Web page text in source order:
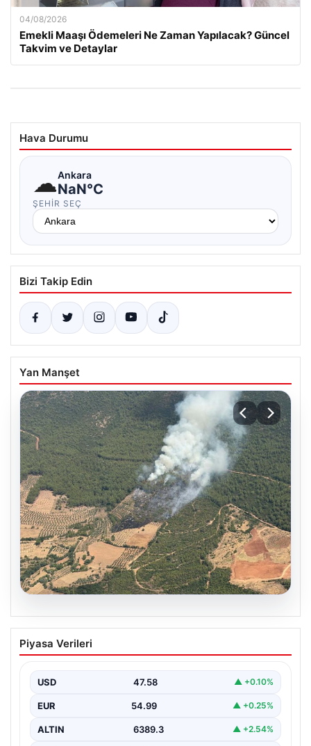
04/08/2026
Emekli Maaşı Ödemeleri Ne Zaman Yapılacak? Güncel
Takvim ve Detaylar
Hava Durumu
☁Ankara
NaN°C
ŞEHIR SEÇ
Bizi Takip Edin
Yan Manşet
Muğla Yatağan’da orman yangını
Piyasa Verileri
USD 47.58 ▲ +0.10%
EUR 54.99 ▲ +0.25%
ALTIN 6389.3 ▲ +2.54%